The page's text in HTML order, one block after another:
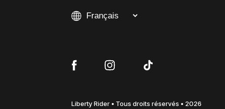
Liberty Rider • Tous droits réservés • 2026